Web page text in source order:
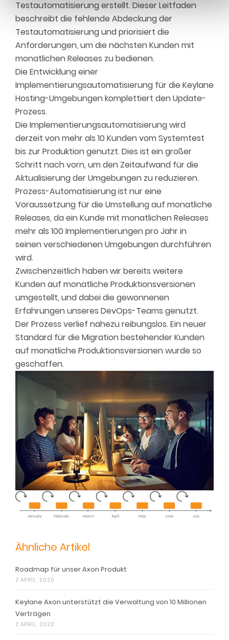
Testautomatisierung erstellt. Dieser Leitfaden
beschreibt die fehlende Abdeckung der
Testautomatisierung und priorisiert die
Anforderungen, um die nächsten Kunden mit
monatlichen Releases zu bedienen.
Die Entwicklung einer
Implementierungsautomatisierung für die Keylane
Hosting-Umgebungen komplettiert den Update-
Prozess.
Die Implementierungsautomatisierung wird
derzeit von mehr als 10 Kunden vom Systemtest
bis zur Produktion genutzt. Dies ist ein großer
Schritt nach vorn, um den Zeitaufwand für die
Aktualisierung der Umgebungen zu reduzieren.
Prozess-Automatisierung ist nur eine
Voraussetzung für die Umstellung auf monatliche
Releases, da ein Kunde mit monatlichen Releases
mehr als 100 Implementierungen pro Jahr in
seinen verschiedenen Umgebungen durchführen
wird.
Zwischenzeitlich haben wir bereits weitere
Kunden auf monatliche Produktionsversionen
umgestellt, und dabei die gewonnenen
Erfahrungen unseres DevOps-Teams genutzt.
Der Prozess verlief nahezu reibungslos. Ein neuer
Standard für die Migration bestehender Kunden
auf monatliche Produktionsversionen wurde so
geschaffen.
Ähnliche Artikel
Roadmap für unser Axon Produkt
2 APRIL, 2020
Keylane Axon unterstützt die Verwaltung von 10 Millionen
Verträgen
2 APRIL, 2020